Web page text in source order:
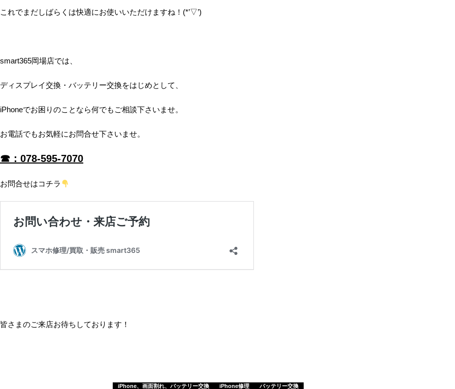
これでまだしばらくは快適にお使いいただけますね！(*’▽’)
smart365岡場店では、
ディスプレイ交換・バッテリー交換をはじめとして、
iPhoneでお困りのことなら何でもご相談下さいませ。
お電話でもお気軽にお問合せ下さいませ。
☎：078-595-7070
お問合せはコチラ
皆さまのご来店お待ちしております！
iPhone、画面割れ、バッテリー交換 iPhone修理 バッテリー交換